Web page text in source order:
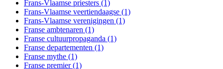
Frans-Vlaamse priesters (1)
Frans-Vlaamse veertiendaagse (1)
Frans-Vlaamse verenigingen (1)
Franse ambtenaren (1)
Franse cultuurpropaganda (1)
Franse departementen (1)
Franse mythe (1)
Franse premier(1)